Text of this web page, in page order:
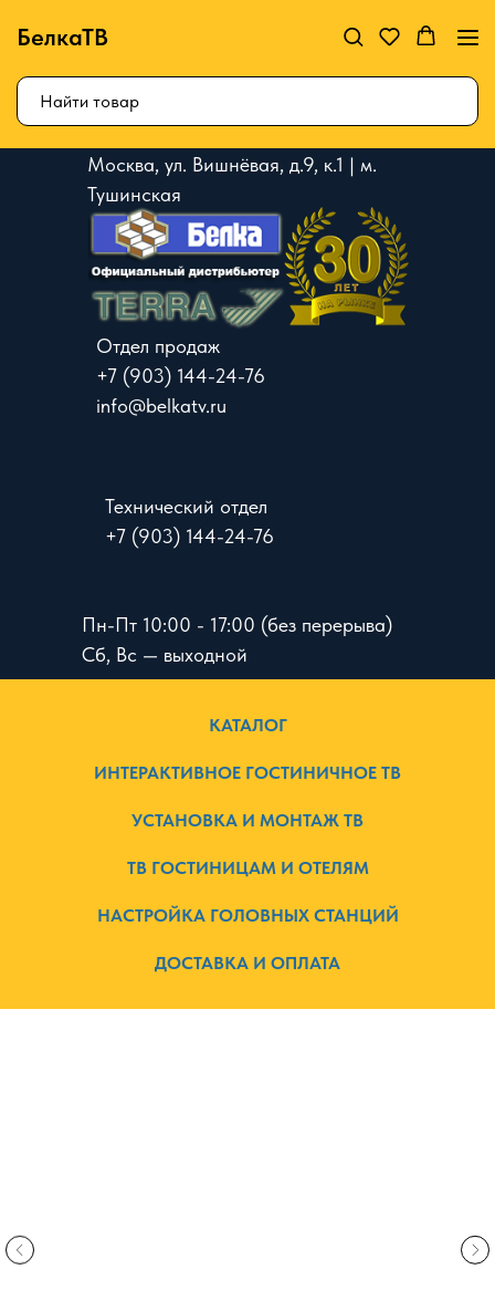
БелкаТВ
Москва, ул. Вишнёвая, д.9, к.1 | м.
Тушинская
Отдел продаж
+7 (903) 144-24-76
info@belkatv.ru
Пн-Пт 10:00 - 17:00 (без перерыва)
Сб, Вс — выходной
Технический отдел
+7 (903) 144-24-76
КАТАЛОГ
ИНТЕРАКТИВНОЕ ГОСТИНИЧНОЕ ТВ
УСТАНОВКА И МОНТАЖ ТВ
ТВ ГОСТИНИЦАМ И ОТЕЛЯМ
НАСТРОЙКА ГОЛОВНЫХ СТАНЦИЙ
ДОСТАВКА И ОПЛАТА